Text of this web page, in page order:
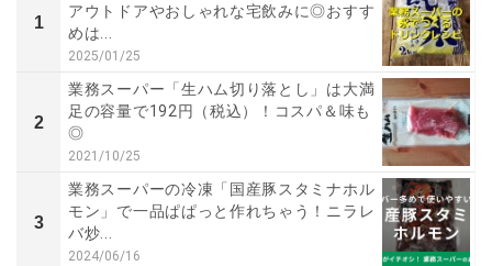
1
アウトドアやおしゃれな宅飲みに◎おすす
めは...
2025/01/25
2
業務スーパー「生ハム切り落とし」は大満
足の容量で192円（税込）！コスパ＆味も
◎
2021/10/25
3
業務スーパーの冷凍「国産豚スタミナホル
モン」で一品ぱぱっと作れちゃう！ニラレ
バ炒...
2024/06/16